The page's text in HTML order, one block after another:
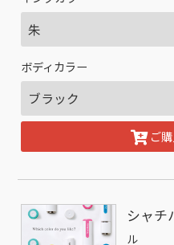
ボディカラー
ご購
シャチ
ル